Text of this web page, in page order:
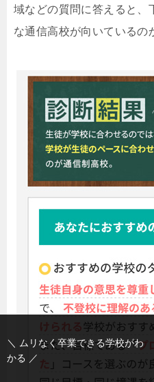
域などの質問に答えると、
な通信高校が向いているの
＼ ムリなく卒業できる学校がわ
かる ／